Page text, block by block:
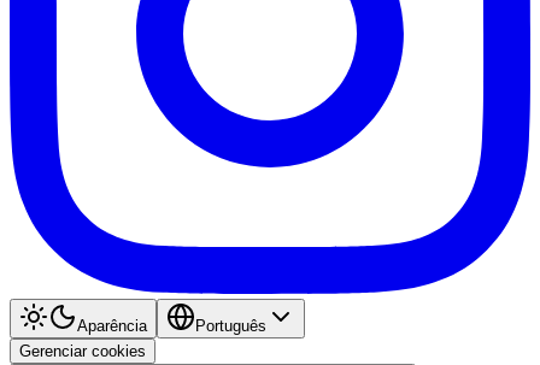
Aparência
Português
Gerenciar cookies